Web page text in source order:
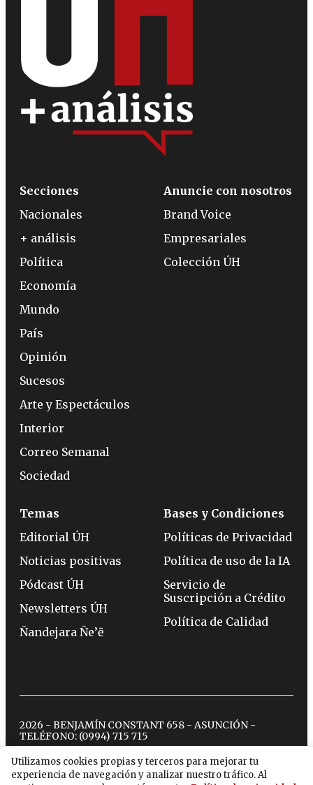
Utilizamos cookies propias y terceros para mejorar tu
experiencia de navegación y analizar nuestro tráfico. Al
Secciones
Nacionales
+ análisis
Política
Economía
Mundo
País
Opinión
Sucesos
Arte y Espectáculos
Interior
Correo Semanal
Sociedad
Anuncie con nosotros
Brand Voice
Empresariales
Colección ÚH
Temas
Editorial ÚH
Noticias positivas
Pódcast ÚH
Newsletters ÚH
Ñandejara Ñe’ẽ
Bases y Condiciones
Políticas de Privacidad
Política de uso de la IA
Servicio de
Suscripción a Crédito
Política de Calidad
2026 - BENJAMÍN CONSTANT 658 - ASUNCIÓN -
TELÉFONO: (0994) 715 715